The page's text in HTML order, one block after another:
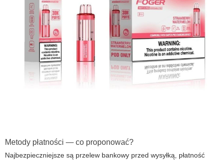
Metody płatności — co proponować?
Najbezpieczniejsze są przelew bankowy przed wysyłką, płatność